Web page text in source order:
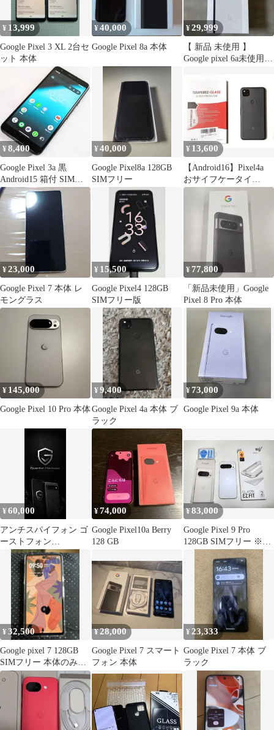
¥ 13,999
Google Pixel 3 XL 2台セ
ット 本体
¥40,000
Google Pixel 8a 本体
¥29,999
【 新品 未使用 】
Google pixel 6a未使用
¥8,400
Google Pixel 3a 黒
Android15 箱付 SIMフ
リー
¥40,000
Google Pixel8a 128GB
SIMフリー
¥ 13,600
【Android16】Pixel4a
おサイフケータイ
OK【LineageOS】
¥23,000
Google Pixel 7 本体 レ
モングラス
¥ 15,500
Google Pixel4 128GB
SIMフリー版
¥ 77,800
「新品未使用」Google
Pixel 8 Pro 本体
¥ 145,000
Google Pixel 10 Pro 本体
¥9,400
Google Pixel 4a 本体 ブ
ラック
¥73,000
Google Pixel 9a 本体
¥60,000
アンチスパイフォン ゴ
ーストフォン
GrapheneOS
¥74,000
Google Pixel10a Berry
128 GB
¥83,000
Google Pixel 9 Pro
128GB SIMフリー ※ジ
ャンク
¥32,500
Google pixel 7 128GB
SIMフリー 本体のみ
残債なし
¥28,000
Google Pixel 7 スマート
フォン 本体
¥23,333
Google Pixel 7 本体 ブ
ラック